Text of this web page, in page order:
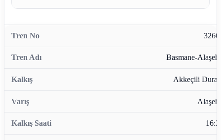
Basmane-
Akkeçili